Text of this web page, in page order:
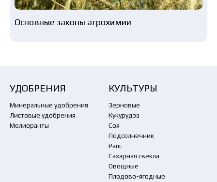
Основные законы агрохимии
УДОБРЕНИЯ
Минеральные удобрения
Листовые удобрения
Мелиоранты
КУЛЬТУРЫ
Зерновые
Кукурудза
Соя
Подсолнечник
Рапс
Сахарная свекла
Овощные
Плодово-ягодные